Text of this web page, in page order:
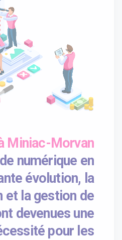
Miniac-Morvan
numérique en
évolution, la
et la gestion de
devenues une
pour les